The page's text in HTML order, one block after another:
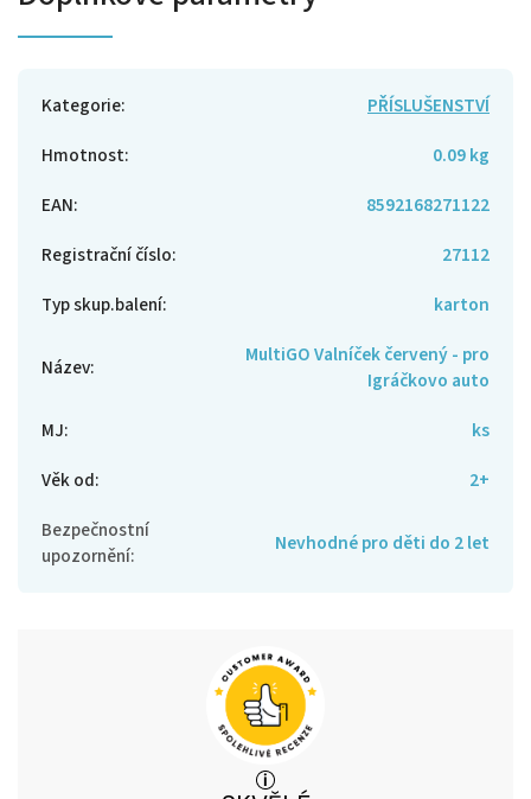
Kategorie:
PŘÍSLUŠENSTVÍ
Hmotnost:
0.09 kg
EAN:
8592168271122
Registrační číslo:
27112
Typ skup.balení: karton
Název:
MultiGO Valníček červený - pro
Igráčkovo auto
MJ:
ks
Věk od:
2+
Bezpečnostní
upozornění: Nevhodné pro děti do 2 let